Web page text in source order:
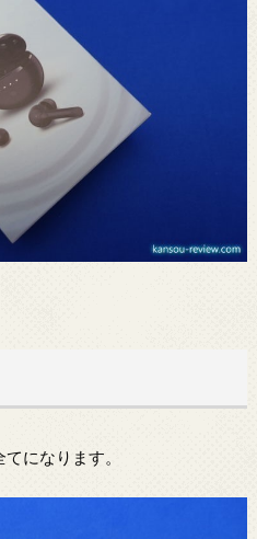
になります。